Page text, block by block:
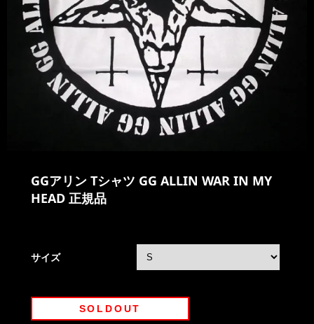
GGアリン Tシャツ GG ALLIN WAR IN MY
HEAD 正規品
サイズ
SOLDOUT